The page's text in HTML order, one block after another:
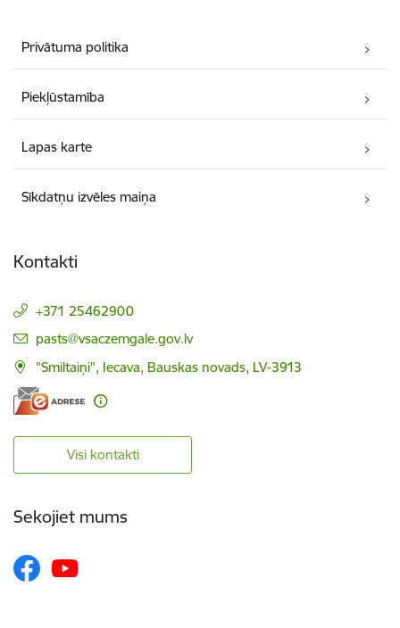
Privātuma politika
Piekļūstamība
Lapas karte
Sīkdatņu izvēles maiņa
Kontakti
+371 25462900
E-pasts:
pasts@vsaczemgale.gov.lv
"Smiltaiņi", Iecava, Bauskas novads, LV-3913
Visi kontakti
Sekojiet mums